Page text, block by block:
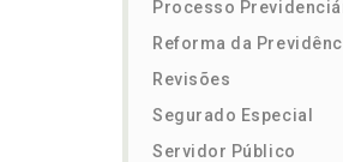
Processo
Reforma da
Revisões
Segurado Especial
Servidor Público